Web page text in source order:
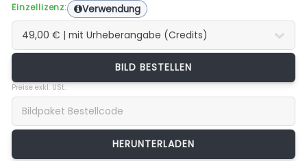
Einzellizenz: Verwendung
BILD BESTELLEN
Preise exkl. USt.